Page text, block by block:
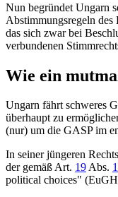
Nun begründet Ungarn
Abstimmungsregeln
das sich zwar bei
verbundenen
Wie ein
Ungarn fährt schweres
überhaupt zu
(nur) um die GASP im
In seiner jüngeren
der gemäß Art. 19Abs. 1
political choices"